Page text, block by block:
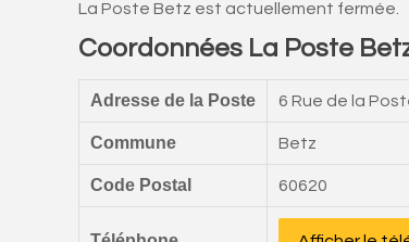
La Poste Betz est actuellement fermée.
Coordonnées La Poste
Adresse de la Poste 6 Rue de la
Commune Betz
Code Postal 60620